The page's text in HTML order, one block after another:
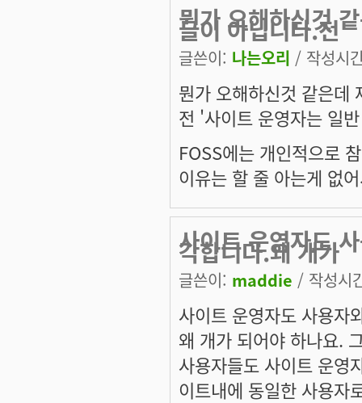
뭔가 오해하신것
글이 아닙니다.전
글쓴이: 나는오리 / 작성시
뭔가 오해하신것 같은데
전 '사이트 운영자는 일
FOSS에는 개인적으로
이유는 할 줄 아는게 없
사이트 운영자도
각합니다.왜 개가
글쓴이: maddie / 작성시
사이트 운영자도 사용자
왜 개가 되어야 하나요.
사용자들도 사이트 운영
이트내에 동일한 사용자